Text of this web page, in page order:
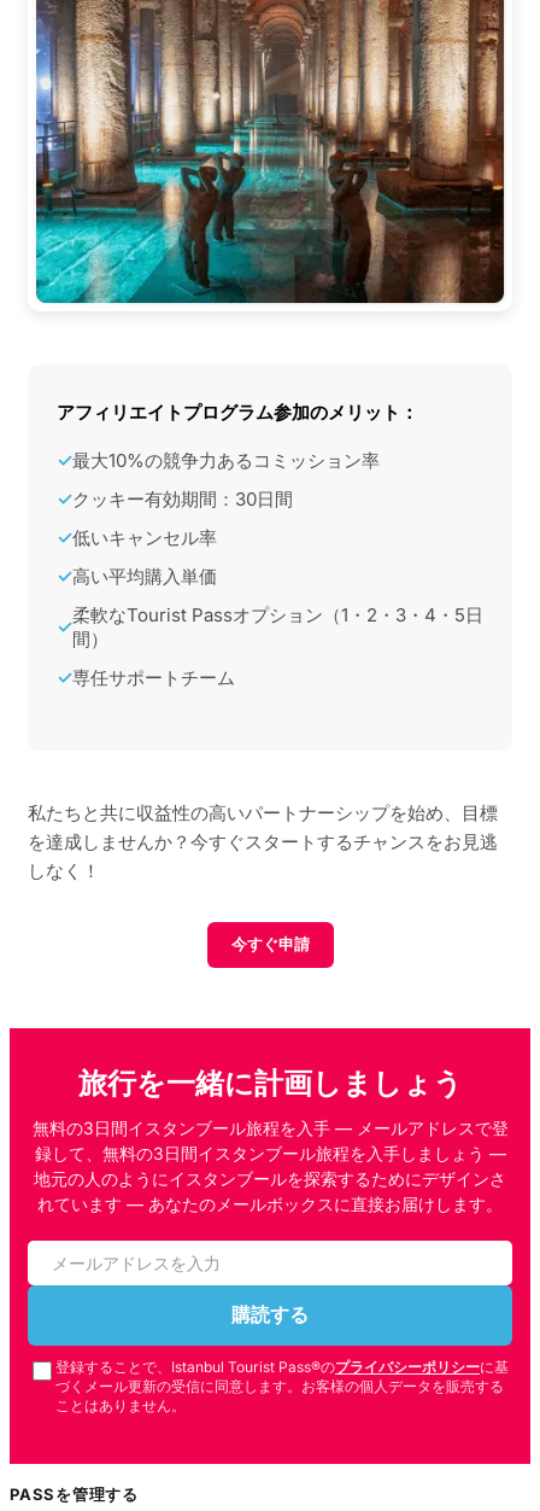
アフィリエイトプログラム参加のメリット：
✓最大10%の競争力あるコミッション率
✓クッキー有効期間：30日間
✓低いキャンセル率
✓高い平均購入単価
✓
柔軟なTourist Passオプション（1・2・3・4・5日
間）
✓専任サポートチーム
私たちと共に収益性の高いパートナーシップを始め、目標
を達成しませんか？今すぐスタートするチャンスをお見逃
しなく！
今すぐ申請
旅行を一緒に計画しましょう
無料の3日間イスタンブール旅程を入手 — メールアドレスで登
録して、無料の3日間イスタンブール旅程を入手しましょう —
地元の人のようにイスタンブールを探索するためにデザインさ
れています — あなたのメールボックスに直接お届けします。
購読する
登録することで、Istanbul Tourist Pass®のプライバシーポリシーに基
づくメール更新の受信に同意します。お客様の個人データを販売する
ことはありません。
PASSを管理する